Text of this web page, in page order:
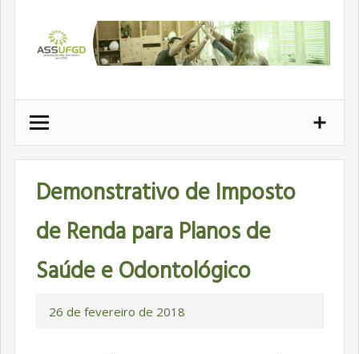
conteúdo
Demonstrativo de Imposto
de Renda para Planos de
Saúde e Odontológico
26 de fevereiro de 2018